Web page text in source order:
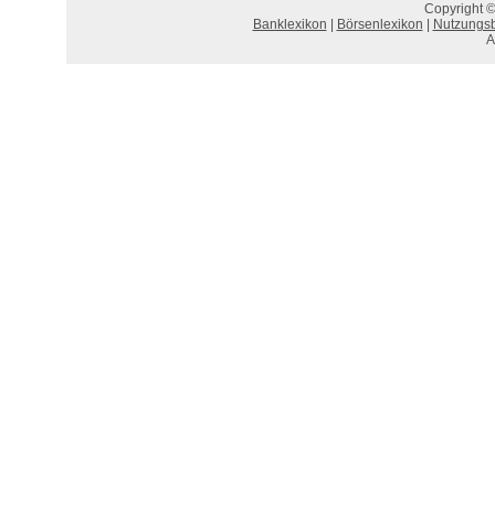
Copyright
Banklexikon
Börsenlexikon